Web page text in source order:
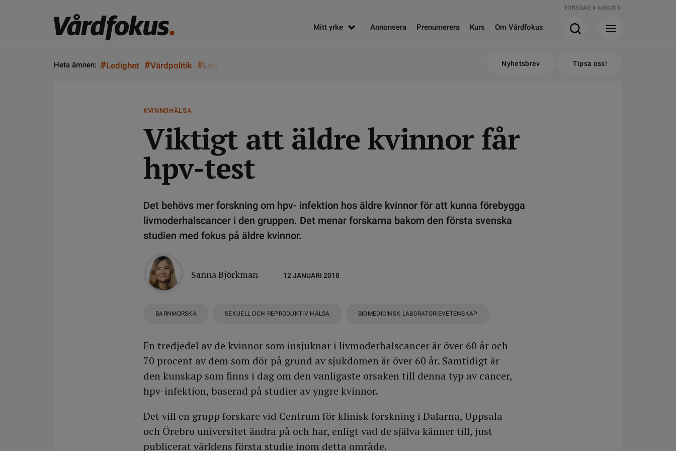
TORSDAG 6 AUGUSTI
Mitt yrke Annonsera Prenumerera Kurs Om Vårdfokus
Heta ämnen: #Ledighet #Vårdpolitik #Lön Nyhetsbrev Tipsa oss!
KVINNOHÄLSA
Viktigt att äldre kvinnor får
hpv-test
Det behövs mer forskning om hpv- infektion hos äldre kvinnor för att kunna förebygga
livmoderhalscancer i den gruppen. Det menar forskarna bakom den första svenska
studien med fokus på äldre kvinnor.
Sanna Björkman 12 JANUARI 2018
BARNMORSKA SEXUELL OCH REPRODUKTIV HÄLSA BIOMEDICINSK LABORATORIEVETENSKAP
En tredjedel av de kvinnor som insjuknar i livmoderhalscancer är över 60 år och
70 procent av dem som dör på grund av sjukdomen är över 60 år. Samtidigt är
den kunskap som finns i dag om den vanligaste orsaken till denna typ av cancer,
hpv-infektion, baserad på studier av yngre kvinnor.
Det vill en grupp forskare vid Centrum för klinisk forskning i Dalarna, Uppsala
och Örebro universitet ändra på och har, enligt vad de själva känner till, just
publicerat världens första studie inom detta område.